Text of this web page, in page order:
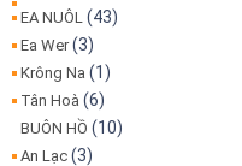
EA NUÔL (43)
Ea Wer(3)
Krông Na (1)
Tân Hoà (6)
BUÔN HỒ (10)
An Lạc (3)